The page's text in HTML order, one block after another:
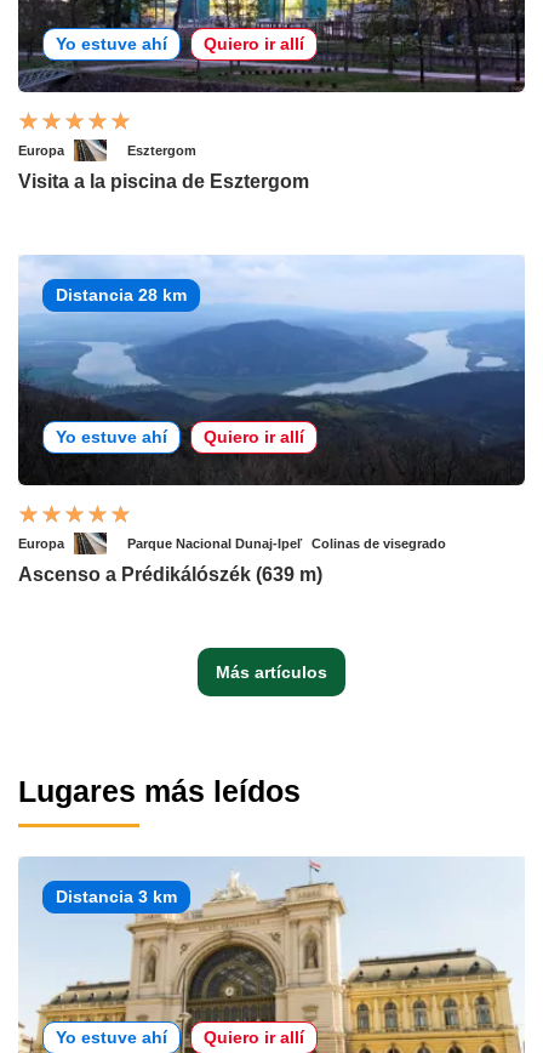
Yo estuve ahí Quiero ir allí
Europa Esztergom
Visita a la piscina de Esztergom
Distancia 28 km
Yo estuve ahí Quiero ir allí
Europa Parque Nacional Dunaj-Ipeľ Colinas de visegrado
Ascenso a Prédikálószék (639 m)
Más artículos
Lugares más leídos
Distancia 3 km
Yo estuve ahí Quiero ir allí